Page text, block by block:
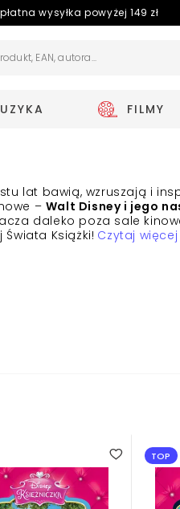
wysyłka powyżej 149 zł
FILMY
lat bawią, wzruszają i
– Walt Disney i jego
daleko poza sale
Książki! Czytaj więcej
TOP